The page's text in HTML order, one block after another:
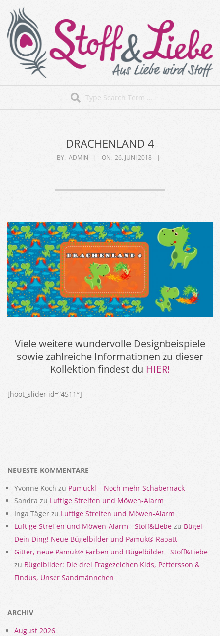
content
Stoff&Liebe
DRACHENLAND 4
BY: ADMIN ON: 26. JUNI 2018
Viele weitere wundervolle Designbeispiele
sowie zahlreiche Informationen zu dieser
Kollektion findest du HIER!
[hoot_slider id=“4511″]
NEUESTE KOMMENTARE
Yvonne Koch zu Pumuckl – Noch mehr Schabernack
Sandra zu Luftige Streifen und Möwen-Alarm
Inga Täger zu Luftige Streifen und Möwen-Alarm
Luftige Streifen und Möwen-Alarm - Stoff&Liebe zu Bügel
Dein Ding! Neue Bügelbilder und Pamuk® Rabatt
Gitter, neue Pamuk® Farben und Bügelbilder - Stoff&Liebe
zu Bügelbilder: Die drei Fragezeichen Kids, Pettersson &
Findus, Unser Sandmännchen
ARCHIV
August 2026